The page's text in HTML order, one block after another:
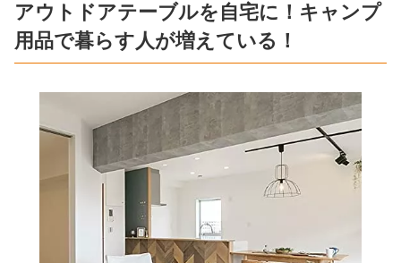
アウトドアテーブルを自宅に！キャンプ
用品で暮らす人が増えている！